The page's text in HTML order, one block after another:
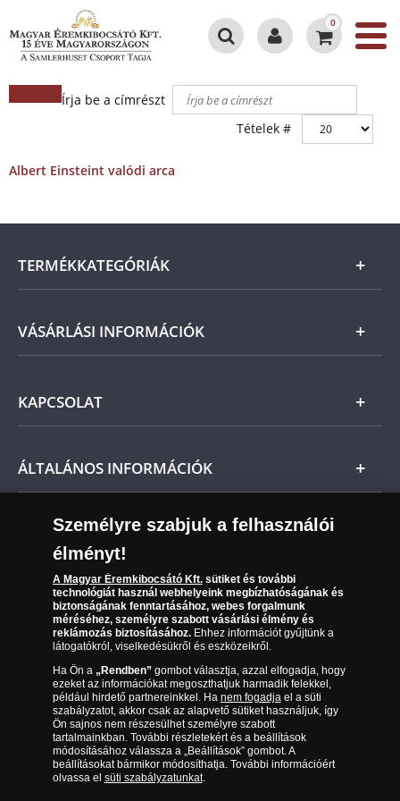
0
Írja be a címrészt
Tételek #
Albert Einsteint valódi arca
TERMÉKKATEGÓRIÁK
Arany
Magyar
VÁSÁRLÁSI INFORMÁCIÓK
Kézbesítés
Reklamáció
Visszaküldés
Elállási űrlap
KAPCSOLAT
Ügyfélszolgálat
Leiratkozás a hírlevélről
Karrier
ÁLTALÁNOS INFORMÁCIÓK
Sütik (cookies) használata
Süti (cookies)Beállítások
Társaságunkról
Az érmék és érmek ára és értéke
Gyakran ismételt kérdések
Adatkezelés
06 80 888 889
(díjmentesen hívható hétfőtől csütörtökig 9.00 és 17.00
óra között, péntekenként 9.00 és 15.00 óra között)
Személyre szabjuk a felhasználói
élményt!
A Magyar Éremkibocsátó Kft.sütiket és további
technológiát használ webhelyeink megbízhatóságának és
biztonságának fenntartásához, webes forgalmunk
méréséhez, személyre szabott vásárlási élmény és
reklámozás biztosításához.Ehhez információt gyűjtünk a
látogatókról, viselkedésükről és eszközeikről.
Ha Ön a „Rendben”gombot választja, azzal elfogadja, hogy
ezeket az információkat megoszthatjuk harmadik felekkel,
például hirdető partnereinkkel. Ha nem fogadjael a süti
szabályzatot, akkor csak az alapvető sütiket használjuk, így
Ön sajnos nem részesülhet személyre szabott
tartalmainkban. További részletekért és a beállítások
módosításához válassza a „Beállítások” gombot. A
beállításokat bármikor módosíthatja. További információért
olvassa el süti szabályzatunkat.